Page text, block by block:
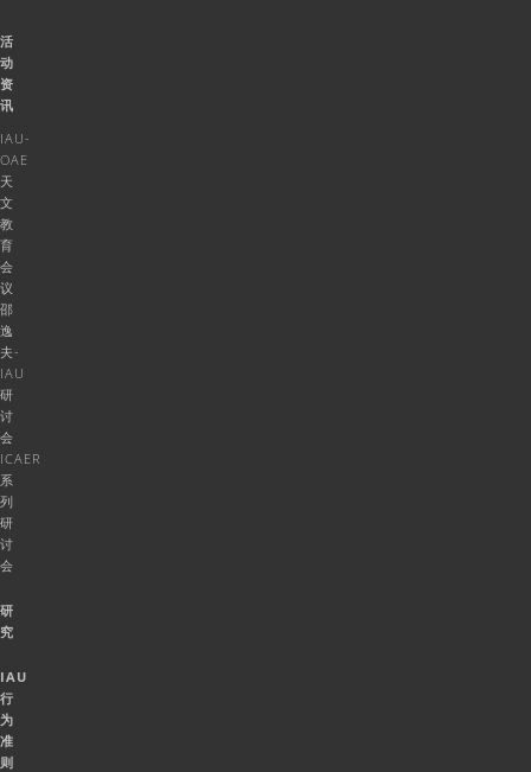
活
动
资
讯
IAU-
OAE
天
文
教
育
会
议
邵
逸
夫-
IAU
研
讨
会
ICAER
系
列
研
讨
会
研
究
IAU
行
为
准
则